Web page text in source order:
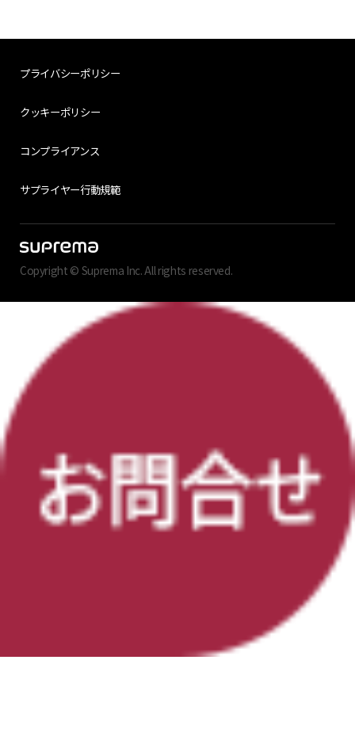
プライバシーポリシー
クッキーポリシー
コンプライアンス
サプライヤー行動規範
Copyright © Suprema Inc. All rights reserved.